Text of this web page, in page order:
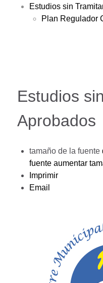
Estudios sin
Plan Regulador
Estudios
Aprobados
tamaño de la fuente
fuente aumentar
Imprimir
Email